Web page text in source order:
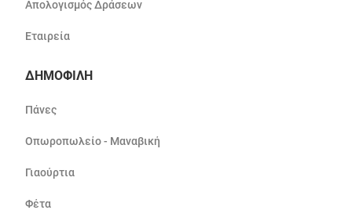
Απολογισμός Δράσεων
Εταιρεία
ΔΗΜΟΦΙΛΗ
Πάνες
Οπωροπωλείο - Μαναβική
Γιαούρτια
Φέτα